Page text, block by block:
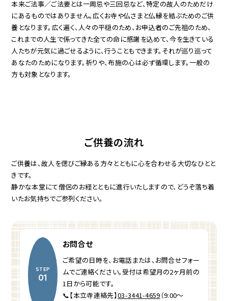
本来ご法事／ご法要とは一周忌や三回忌など、特定の故人のためだけ
にあるものではありません。広くお寺や仏さまと仏縁を結ぶためのご供
養となります。広く遍く、人々の平穏のため、お申込者のご先祖のため、
これまでの人生で係ってきた全ての命に感謝を込めて、今を生きている
人たちが元気に過ごせるように、行うこともできます。それが巡り巡って
あなたのためになります。祈りや、布施の心は必ず循環します。一般の
方も対象となります。
ご供養の流れ
ご供養は、故人を偲びご縁ある方々とともに心を合わせる大切なひとと
きです。
静かな本堂にて僧侶のお経とともに進行いたしますので、どうぞ落ち着
いたお気持ちでご参列ください。
STEP
01
お問合せ
ご希望の日時を、お電話または、お問合せフォー
ムでご連絡ください。受付は希望月の2ヶ月前の
1日から可能です。
📞【本立寺連絡先】03‑3441‑4659 （9:00～